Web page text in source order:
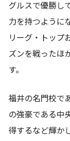
グルスで優勝し
力を持つように
リーグ・トップ
ズンを戦ったほ
す。
福井の名門校で
の強豪である中
得するなど輝か